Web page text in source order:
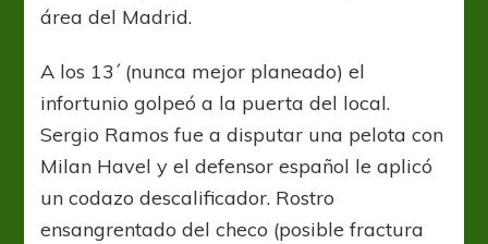
área del Madrid.
A los 13´ (nunca mejor planeado) el
infortunio golpeó a la puerta del local.
Sergio Ramos fue a disputar una pelota con
Milan Havel y el defensor español le aplicó
un codazo descalificador. Rostro
ensangrentado del checo (posible fractura